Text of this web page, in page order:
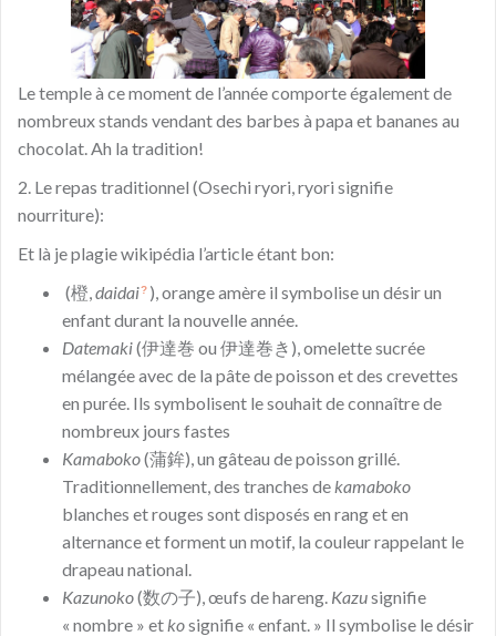
Le temple à ce moment de l’année comporte également de
nombreux stands vendant des barbes à papa et bananes au
chocolat. Ah la tradition!
2. Le repas traditionnel (Osechi ryori, ryori signifie
nourriture):
Et là je plagie wikipédia l’article étant bon:
(橙 daidai? ) , orange amère il symbolise un désir un
enfant durant la nouvelle année.
Datemaki(伊達巻 ou 伊達巻き), omelette sucrée
mélangée avec de la pâte de poisson et des crevettes
en purée. Ils symbolisent le souhait de connaître de
nombreux jours fastes
Kamaboko(蒲鉾), un gâteau de poisson grillé.
Traditionnellement, des tranches de kamaboko
blanches et rouges sont disposés en rang et en
alternance et forment un motif, la couleur rappelant le
drapeau national.
Kazunoko(数の子), œufs de hareng. Kazusignifie
« nombre » et kosignifie « enfant. » Il symbolise le désir